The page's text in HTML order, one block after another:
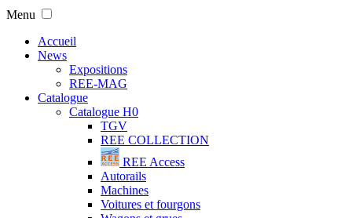
Menu
Accueil
News
Expositions
REE-MAG
Catalogue
Catalogue H0
TGV
REE COLLECTION
REE Access
Autorails
Machines
Voitures et fourgons